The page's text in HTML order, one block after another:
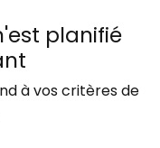
planifié
à vos critères de